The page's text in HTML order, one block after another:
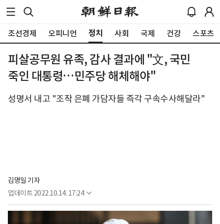
조선경제 오피니언 정치 사회 국제 건강 스포츠
피살공무원 유족, 감사 결과에 "文, 국민
죽인 대통령…민주당 해체해야"
성명서 내고 "조작 은폐 가담자들 즉각 구속수사해달라"
김명일 기자
업데이트 2022.10.14. 17:24